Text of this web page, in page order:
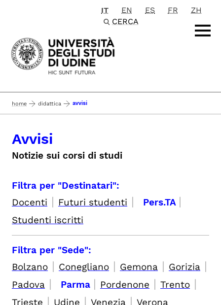
Passa al contenuto principale
IT EN ES FR
ZH
CERCA
home didattica avvisi
Avvisi
Notizie sui corsi di studi
Filtra per "Destinatari":
Docenti | Futuri studenti | Pers.TA |
Studenti iscritti
Filtra per "Sede":
Bolzano | Conegliano | Gemona | Gorizia |
Padova | Parma | Pordenone | Trento |
Trieste | Udine | Venezia | Verona